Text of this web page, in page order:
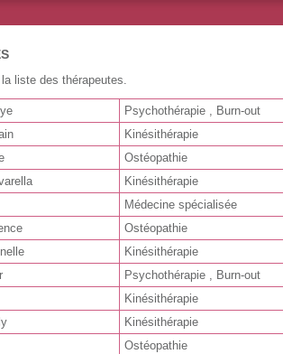
liste des thérapeutes.
Psychothérapie , Burn-out
Kinésithérapie
Ostéopathie
Kinésithérapie
Médecine spécialisée
Ostéopathie
Kinésithérapie
Psychothérapie , Burn-out
Kinésithérapie
Kinésithérapie
Ostéopathie